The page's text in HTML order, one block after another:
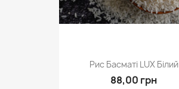
Рис Басматі LUX Білий
88,00 грн